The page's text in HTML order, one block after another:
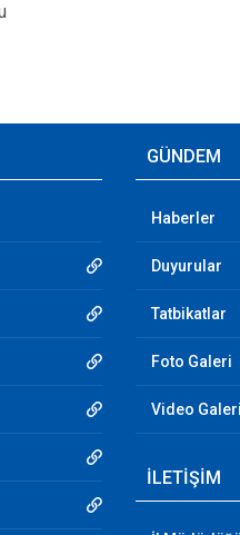
GÜNDEM
Haberler
Duyurular
Tatbikatlar
Foto Galeri
Video Galeri
İLETİŞİM